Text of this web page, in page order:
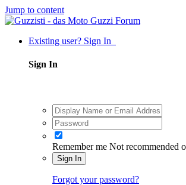
Jump to content
Existing user? Sign In
Sign In
Remember me Not recommended
Sign In
Forgot your password?